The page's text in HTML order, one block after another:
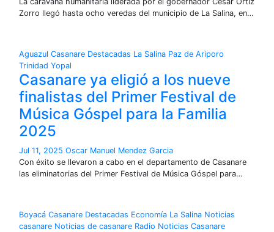
Zorro llegó hasta ocho veredas del municipio de La Salina, en…
Aguazul Casanare Destacadas La Salina Paz de Ariporo
Trinidad Yopal
Casanare ya eligió a los nueve
finalistas del Primer Festival de
Música Góspel para la Familia
2025
Jul 11, 2025 Oscar Manuel Mendez Garcia
Con éxito se llevaron a cabo en el departamento de Casanare
las eliminatorias del Primer Festival de Música Góspel para…
Boyacá Casanare Destacadas Economía La Salina Noticias
casanare Noticias de casanare Radio Noticias Casanare